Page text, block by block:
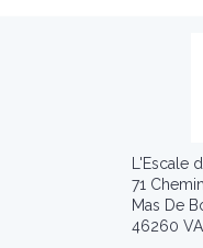
L'Escale
71
Mas De
46260